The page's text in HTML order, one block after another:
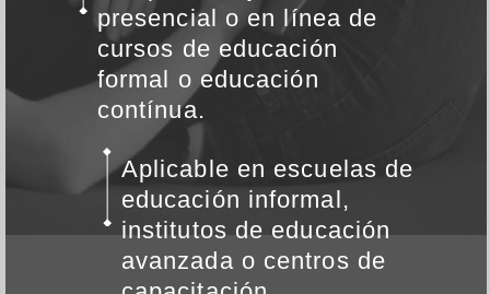
presencial o en línea de
cursos de educación
formal o educación
contínua.
Aplicable en escuelas de
educación informal,
institutos de educación
avanzada o centros de